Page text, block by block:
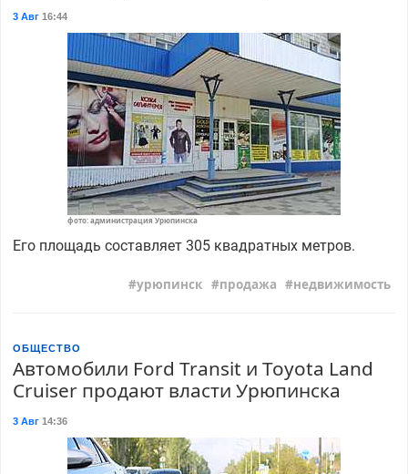
3 Авг16:44
фото: администрация Урюпинска
Его площадь составляет 305 квадратных метров.
урюпинск продажа недвижимость
ОБЩЕСТВО
Автомобили Ford Transit и Toyota Land
Cruiser продают власти Урюпинска
3 Авг14:36